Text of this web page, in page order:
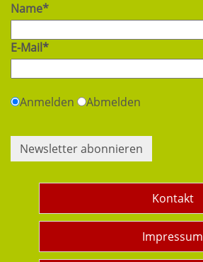
Name*
E-Mail*
Anmelden Abmelden
Newsletter abonnieren
Kontakt
Impressum